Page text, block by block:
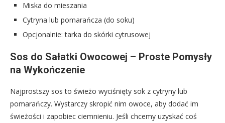
Miska do mieszania
Cytryna lub pomarańcza (do soku)
Opcjonalnie: tarka do skórki cytrusowej
Sos do Sałatki Owocowej – Proste Pomysły
na Wykończenie
Najprostszy sos to świeżo wyciśnięty sok z cytryny lub
pomarańczy. Wystarczy skropić nim owoce, aby dodać im
świeżości i zapobiec ciemnieniu. Jeśli chcemy uzyskać coś